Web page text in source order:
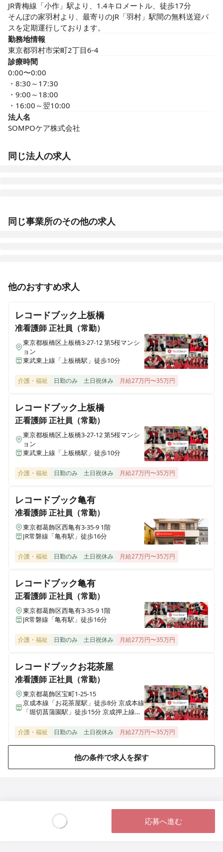
JR青梅線「小作」駅より、1.4キロメートル、徒歩17分
そんぽの家羽村より、最寄りのJR「羽村」駅間の無料送迎バ
スを定期運行しております。
勤務地情報
東京都羽村市栄町2丁目6-4
診療時間
0:00〜0:00
・8:30～17:30
・9:00～18:00
・16:00～翌10:00
法人名
SOMPOケア株式会社
同じ法人の求人
東京都三鷹市新川五丁目6-30
そんぽの家 西東京
ＳＯＭＰＯケア ラヴィーレ南大泉
東京都練馬区南大泉二丁目1-28
同じ事業所のその他の求人
正看護師 正社員（常勤）
【羽村市】SOMPOケアグループ介護付有料老人ホーム
望む生活を送れることを目指し暮らしに寄り添う看護を
提供します。
他のおすすめ求人
レコードブック上板橋
准看護師正社員（常勤）
東京都板橋区上板橋3-27-12 第5桜マンシ
ョン
東武東上線「上板橋駅」徒歩10分
介護・福祉 日勤のみ 土日祝休み 月給27万円〜35万円
レコードブック上板橋
正看護師正社員（常勤）
東京都板橋区上板橋3-27-12 第5桜マンシ
ョン
東武東上線「上板橋駅」徒歩10分
介護・福祉 日勤のみ 土日祝休み 月給27万円〜35万円
レコードブック亀有
准看護師正社員（常勤）
東京都葛飾区西亀有3-35-9 1階
JR常磐線「亀有駅」徒歩16分
介護・福祉 日勤のみ 土日祝休み 月給27万円〜35万円
レコードブック亀有
正看護師正社員（常勤）
東京都葛飾区西亀有3-35-9 1階
JR常磐線「亀有駅」徒歩16分
介護・福祉 日勤のみ 土日祝休み 月給27万円〜35万円
レコードブックお花茶屋
准看護師正社員（常勤）
東京都葛飾区宝町1-25-15
京成本線「お花茶屋駅」徒歩8分 京成本線
「堀切菖蒲園駅」徒歩15分 京成押上線
介護・福祉 日勤のみ 土日祝休み 月給27万円〜35万円
他の条件で求人を探す
応募へ進む